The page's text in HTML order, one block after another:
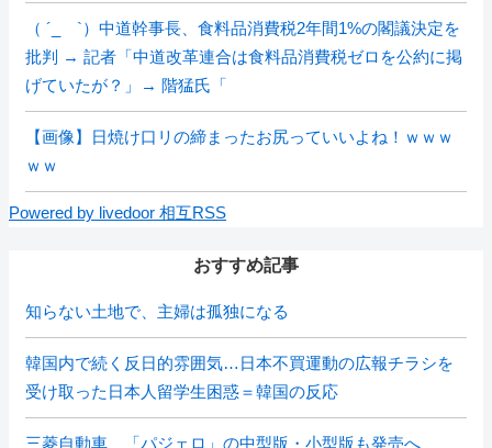
（ ´_ゝ`）中道幹事長、食料品消費税2年間1%の閣議決定を
批判 → 記者「中道改革連合は食料品消費税ゼロを公約に掲
げていたが？」→ 階猛氏「
【画像】日焼け口リの締まったお尻っていいよね！ｗｗｗ
ｗｗ
Powered by livedoor 相互RSS
おすすめ記事
知らない土地で、主婦は孤独になる
韓国内で続く反日的雰囲気…日本不買運動の広報チラシを
受け取った日本人留学生困惑＝韓国の反応
三菱自動車、「パジェロ」の中型版・小型版も発売へ